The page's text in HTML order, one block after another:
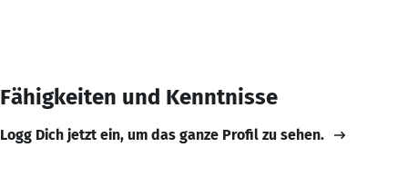
Fähigkeiten und Kenntnisse
Logg Dich jetzt ein, um das ganze Profil zu sehen.